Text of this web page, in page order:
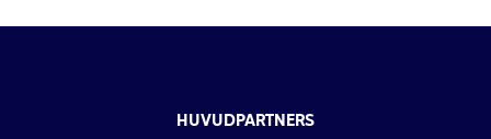
HUVUDPARTNERS